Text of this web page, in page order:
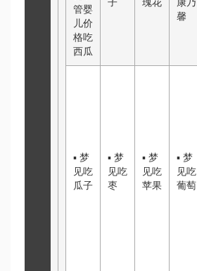
管婴
儿价
格吃
西瓜
子
瑰花
康乃
馨
▪ 梦
见吃
瓜子
▪ 梦
见吃
枣
▪ 梦
见吃
苹果
▪ 梦
见吃
葡萄